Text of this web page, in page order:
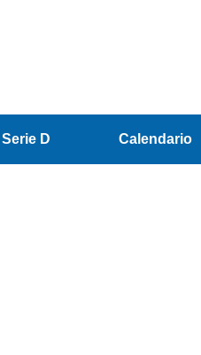
Serie D Calendario